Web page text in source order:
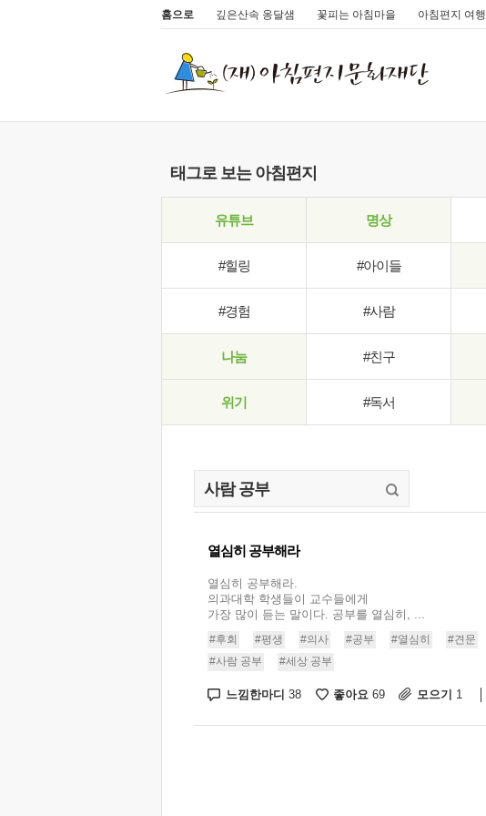
홈으로 깊은산속 옹달샘 꽃피는 아침마을 아침편지 여행
태그로 보는 아침편지
유튜브 명상
#힐링 #아이들
#경험 #사람
나눔 #친구
위기 #독서
열심히 공부해라
열심히 공부해라.
의과대학 학생들이 교수들에게
가장 많이 듣는 말이다. 공부를 열심히, ...
#후회 #평생 #의사 #공부 #열심히 #견문
#사람 공부
#세상 공부
느낌한마디 38 좋아요 69 모으기 1